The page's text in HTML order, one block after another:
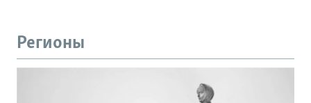
Регионы